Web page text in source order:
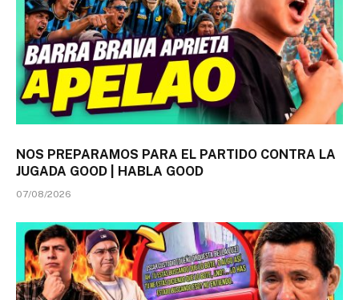
NOS PREPARAMOS PARA EL PARTIDO CONTRA LA
JUGADA GOOD | HABLA GOOD
07/08/2026